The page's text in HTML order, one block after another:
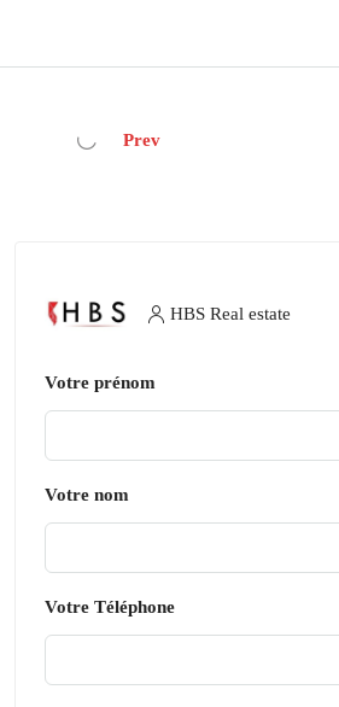
Prev
HBS Real estate
Votre prénom
Votre nom
Votre Téléphone